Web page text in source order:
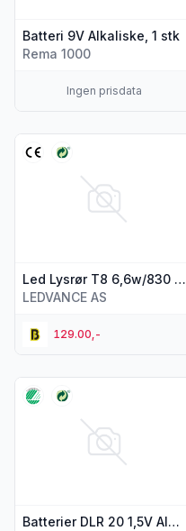
Batteri 9V Alkaliske, 1 stk
Rema 1000
Ingen prisdata
Led Lysrør T8 6,6w/830 0,6m
LEDVANCE AS
129.00,-
Vis flere detaljer for
Batterier DLR 20 1,5V Alkaliske, 2 stk
Vis flere detaljer for